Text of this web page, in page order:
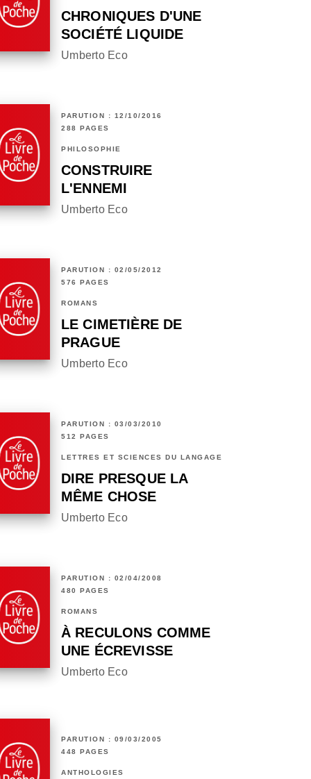
CHRONIQUES D'UNE
SOCIÉTÉ LIQUIDE
Umberto Eco
PARUTION : 12/10/2016
288 PAGES
PHILOSOPHIE
CONSTRUIRE
L'ENNEMI
Umberto Eco
PARUTION : 02/05/2012
576 PAGES
ROMANS
LE CIMETIÈRE DE
PRAGUE
Umberto Eco
PARUTION : 03/03/2010
512 PAGES
LETTRES ET SCIENCES DU LANGAGE
DIRE PRESQUE LA
MÊME CHOSE
Umberto Eco
PARUTION : 02/04/2008
480 PAGES
ROMANS
À RECULONS COMME
UNE ÉCREVISSE
Umberto Eco
PARUTION : 09/03/2005
448 PAGES
ANTHOLOGIES